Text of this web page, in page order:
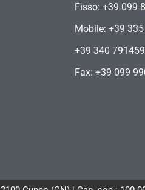
Fisso: +39 099
Mobile: +39
+39 340
Fax: +39 099